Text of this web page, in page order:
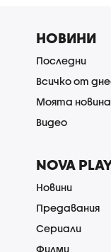
НОВИНИ
Последни
Всичко от
Моята новина
Видео
NOVA
Новини
Предавания
Сериали
Филми